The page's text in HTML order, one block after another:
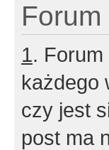
1.
każdego
czy jest
post ma